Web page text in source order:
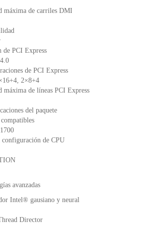
máxima de carriles DMI
de PCI Express
de PCI Express
2×8+4
máxima de líneas PCI Express
del paquete
configuración de CPU
avanzadas
Intel® gausiano y neural
Director